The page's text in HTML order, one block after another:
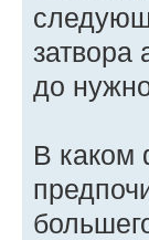
затвора
до
В каком